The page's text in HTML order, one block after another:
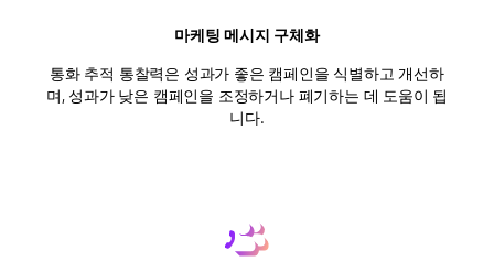
마케팅 메시지 구체화
통화 추적 통찰력은 성과가 좋은 캠페인을 식별하고 개선하
며, 성과가 낮은 캠페인을 조정하거나 폐기하는 데 도움이 됩
니다.